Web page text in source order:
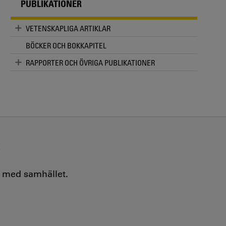
PUBLIKATIONER
VETENSKAPLIGA ARTIKLAR
BÖCKER OCH BOKKAPITEL
RAPPORTER OCH ÖVRIGA PUBLIKATIONER
samhället.